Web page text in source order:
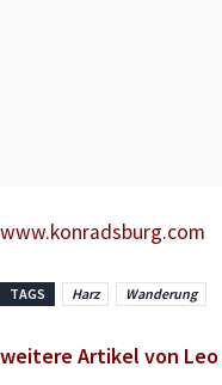
www.konradsburg.com
TAGS Harz Wanderung
weitere Artikel von Leo